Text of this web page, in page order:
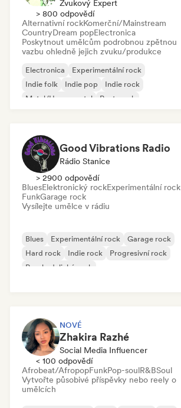
Zvukový Expert
> 800 odpovědí
Alternativní rockKomerční/Mainstream
CountryDream popElectronica
Poskytnout umělcům podrobnou zpětnou
vazbu ohledně jejich zvuku/produkce
Electronica
Experimentální rock
Indie folk
Indie pop
Indie rock
Metal/Heavy metal
Post-punk
Good Vibrations Radio
Rádio Stanice
> 2900 odpovědí
BluesElektronický rockExperimentální rock
FunkGarage rock
Vysílejte umělce v rádiu
Blues Experimentální rock
Garage rock
Hard rock
Indie rock
Progresivní rock
Psychedelický rock
NOVÉ
Zhakira Razhé
Social Media Influencer
< 100 odpovědí
Afrobeat/AfropopFunkPop-soulR&BSoul
Vytvořte působivé příspěvky nebo reely o
umělcích